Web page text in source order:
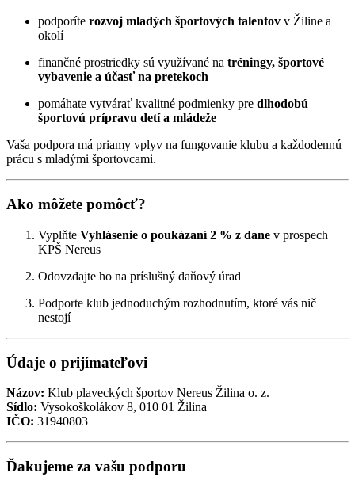
podporíte rozvoj mladých športových talentov v Žiline a
okolí
finančné prostriedky sú využívané na tréningy, športové
vybavenie a účasť na pretekoch
pomáhate vytvárať kvalitné podmienky pre dlhodobú
športovú prípravu detí a mládeže
Vaša podpora má priamy vplyv na fungovanie klubu a každodennú
prácu s mladými športovcami.
Ako môžete pomôcť?
Vyplňte Vyhlásenie o poukázaní 2 % z dane v prospech
KPŠ Nereus
Odovzdajte ho na príslušný daňový úrad
Podporte klub jednoduchým rozhodnutím, ktoré vás nič
nestojí
Údaje o prijímateľovi
Názov: Klub plaveckých športov Nereus Žilina o. z.
Sídlo: Vysokoškolákov 8, 010 01 Žilina
IČO: 31940803
Ďakujeme za vašu podporu